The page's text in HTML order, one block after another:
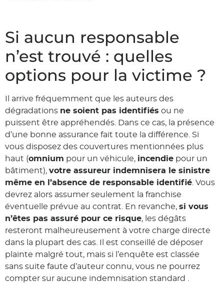
Si aucun responsable
n’est trouvé : quelles
options pour la victime ?
Il arrive fréquemment que les auteurs des
dégradations ne soient pas identifiés ou ne
puissent être appréhendés. Dans ce cas, la présence
d’une bonne assurance fait toute la différence. Si
vous disposez des couvertures mentionnées plus
haut (omnium pour un véhicule, incendie pour un
bâtiment), votre assureur indemnisera le sinistre
même en l’absence de responsable identifié . Vous
devrez alors assumer seulement la franchise
éventuelle prévue au contrat. En revanche, si vous
n’êtes pas assuré pour ce risque, les dégâts
resteront malheureusement à votre charge directe
dans la plupart des cas. Il est conseillé de déposer
plainte malgré tout, mais si l’enquête est classée
sans suite faute d’auteur connu, vous ne pourrez
compter sur aucune indemnisation standard .